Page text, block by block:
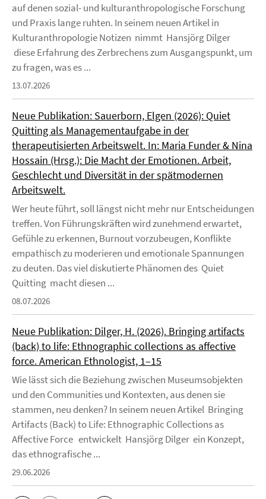
auf denen sozial- und kulturanthropologische Forschung
und Praxis lange ruhten. In seinem neuen Artikel in
Kulturanthropologie Notizen nimmt Hansjörg Dilger
diese Erfahrung des Zerbrechens zum Ausgangspunkt, um
zu fragen, was es ...
13.07.2026
Neue Publikation: Sauerborn, Elgen (2026): Quiet
Quitting als Managementaufgabe in der
therapeutisierten Arbeitswelt. In: Maria Funder & Nina
Hossain (Hrsg.): Die Macht der Emotionen. Arbeit,
Geschlecht und Diversität in der spätmodernen
Arbeitswelt.
Wer heute führt, soll längst nicht mehr nur Entscheidungen
treffen. Von Führungskräften wird zunehmend erwartet,
Gefühle zu erkennen, Burnout vorzubeugen, Konflikte
empathisch zu moderieren und emotionale Spannungen
zu deuten. Das viel diskutierte Phänomen des Quiet
Quitting macht diesen ...
08.07.2026
Neue Publikation: Dilger, H. (2026). Bringing artifacts
(back) to life: Ethnographic collections as affective
force. American Ethnologist, 1–15
Wie lässt sich die Beziehung zwischen Museumsobjekten
und den Communities und Kontexten, aus denen sie
stammen, neu denken? In seinem neuen Artikel Bringing
Artifacts (Back) to Life: Ethnographic Collections as
Affective Force entwickelt Hansjörg Dilger ein Konzept,
das ethnografische ...
29.06.2026